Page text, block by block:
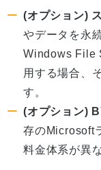
(オプション)
やデータを永
Windows File
用する場合、
す。
(オプション)
存のMicrosoft
料金体系が異